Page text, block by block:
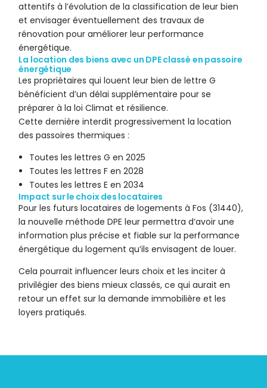
attentifs à l’évolution de la classification de leur bien
et envisager éventuellement des travaux de
rénovation pour améliorer leur performance
énergétique.
La location des biens avec un DPE classé en passoire
énergétique
Les propriétaires qui louent leur bien de lettre G
bénéficient d’un délai supplémentaire pour se
préparer à la loi Climat et résilience.
Cette dernière interdit progressivement la location
des passoires thermiques :
Toutes les lettres G en 2025
Toutes les lettres F en 2028
Toutes les lettres E en 2034
Impact sur le choix des locataires
Pour les futurs locataires de logements à Fos (31440),
la nouvelle méthode DPE leur permettra d’avoir une
information plus précise et fiable sur la performance
énergétique du logement qu’ils envisagent de louer.
Cela pourrait influencer leurs choix et les inciter à
privilégier des biens mieux classés, ce qui aurait en
retour un effet sur la demande immobilière et les
loyers pratiqués.